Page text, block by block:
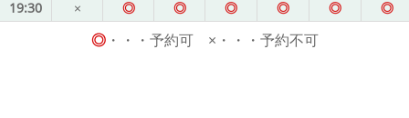
19:30
× ◎ ◎ ◎ ◎ ◎ ◎
◎・・・予約可 ×・・・予約不可